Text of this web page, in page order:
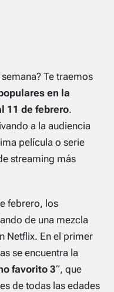
Te traemos
en la
11 de febrero.
a la audiencia
película o serie
streaming más
febrero, los
de una mezcla
Netflix. En el primer
se encuentra la
favorito 3“, que
de todas las edades